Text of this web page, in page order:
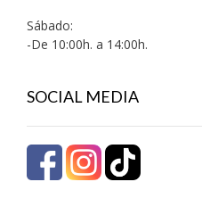
Sábado:
-De 10:00h. a 14:00h.
SOCIAL MEDIA